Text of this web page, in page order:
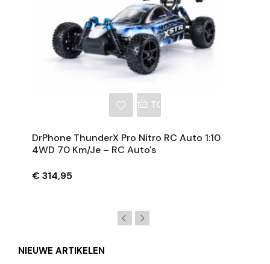
TOEVOEGEN AAN
DrPhone ThunderX Pro Nitro RC Auto 1:10
4WD 70 Km/je – RC Auto's
€ 314,95
NIEUWE ARTIKELEN